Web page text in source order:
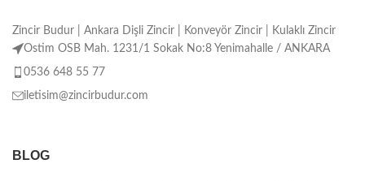
Zincir Budur | Ankara Dişli Zincir | Konveyör Zincir | Kulaklı Zincir
Ostim OSB Mah. 1231/1 Sokak No:8 Yenimahalle / ANKARA
0536 648 55 77
iletisim@zincirbudur.com
BLOG